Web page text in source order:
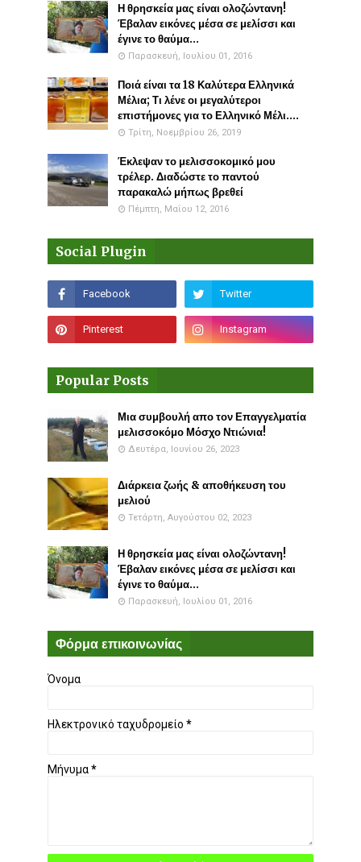
Η θρησκεία μας είναι ολοζώντανη!
Έβαλαν εικόνες μέσα σε μελίσσι και
έγινε το θαύμα...
Παρασκευή, Ιουλίου 01, 2016
Ποιά είναι τα 18 Καλύτερα Ελληνικά
Μέλια; Τι λένε οι μεγαλύτεροι
επιστήμονες για το Ελληνικό Μέλι....
Τρίτη, Νοεμβρίου 26, 2019
Έκλεψαν το μελισσοκομικό μου
τρέλερ. Διαδώστε το παντού
παρακαλώ μήπως βρεθεί
Πέμπτη, Μαΐου 12, 2016
Social Plugin
Popular Posts
Μια συμβουλή απο τον Επαγγελματία
μελισσοκόμο Μόσχο Ντιώνια!
Δευτέρα, Ιουνίου 26, 2023
Διάρκεια ζωής & αποθήκευση του
μελιού
Τετάρτη, Αυγούστου 02, 2023
Η θρησκεία μας είναι ολοζώντανη!
Έβαλαν εικόνες μέσα σε μελίσσι και
έγινε το θαύμα...
Παρασκευή, Ιουλίου 01, 2016
Φόρμα επικοινωνίας
Όνομα
Ηλεκτρονικό ταχυδρομείο *
Μήνυμα*